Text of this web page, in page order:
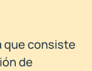
que consiste
de